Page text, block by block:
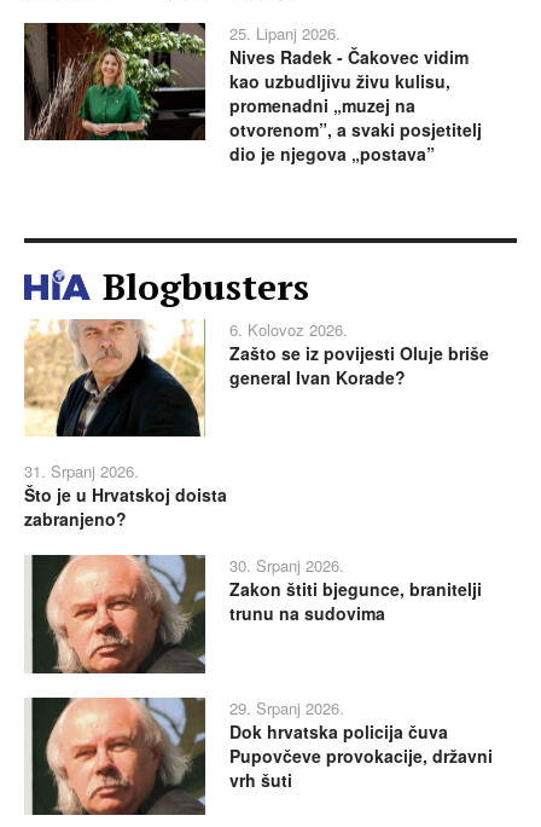
25. Lipanj 2026.
Nives Radek - Čakovec vidim
kao uzbudljivu živu kulisu,
promenadni „muzej na
otvorenom”, a svaki posjetitelj
dio je njegova „postava”
Blogbusters
6. Kolovoz 2026.
Zašto se iz povijesti Oluje briše
general Ivan Korade?
31. Srpanj 2026.
Što je u Hrvatskoj doista
zabranjeno?
30. Srpanj 2026.
Zakon štiti bjegunce, branitelji
trunu na sudovima
29. Srpanj 2026.
Dok hrvatska policija čuva
Pupovčeve provokacije, državni
vrh šuti